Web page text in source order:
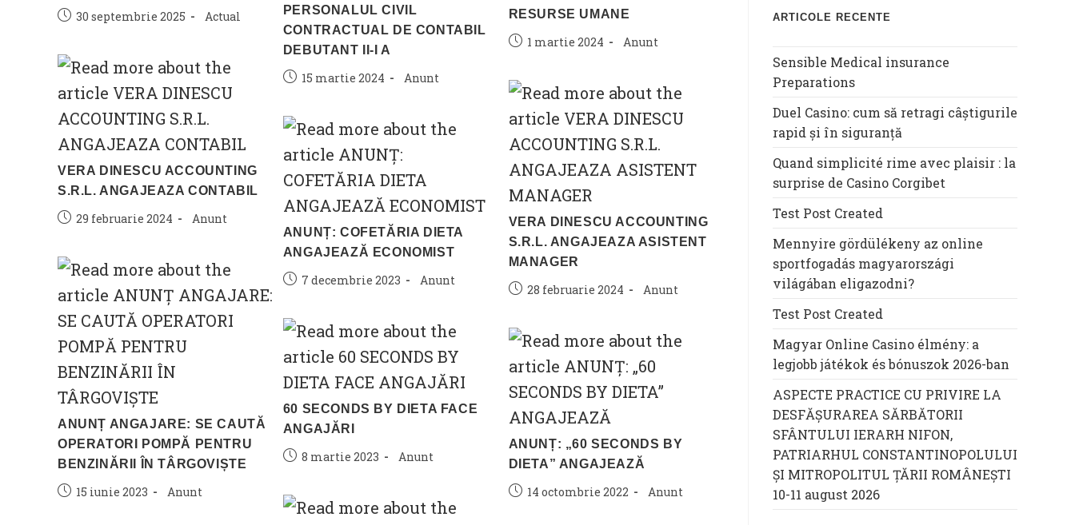
Post30 septembrie 2025
Post
Actual
PERSONALUL CIVIL
CONTRACTUAL DE CONTABIL
DEBUTANT II-I A
Post15 martie 2024
Post
Anunt
RESURSE UMANE
Post1 martie 2024
Post
Anunt
VERA DINESCU ACCOUNTING
S.R.L. ANGAJEAZA CONTABIL
Post29 februarie 2024
Post
Anunt
VERA DINESCU ACCOUNTING
S.R.L. ANGAJEAZA ASISTENT
MANAGER
Post28 februarie 2024
Post
Anunt
ANUNȚ: COFETĂRIA DIETA
ANGAJEAZĂ ECONOMIST
Post7 decembrie 2023
Post
Anunt
ANUNȚ ANGAJARE: SE CAUTĂ
OPERATORI POMPĂ PENTRU
BENZINĂRII ÎN TÂRGOVIȘTE
Post15 iunie 2023
Post
Anunt
60 SECONDS BY DIETA FACE
ANGAJĂRI
Post8 martie 2023
Post
Anunt
ANUNȚ: „60 SECONDS BY
DIETA” ANGAJEAZĂ
Post14 octombrie 2022
Post
Anunt
ARTICOLE RECENTE
Sensible Medical insurance
Preparations
Duel Casino: cum să retragi câștigurile
rapid și în siguranță
Quand simplicité rime avec plaisir : la
surprise de Casino Corgibet
Test Post Created
Mennyire gördülékeny az online
sportfogadás magyarországi
világában eligazodni?
Test Post Created
Magyar Online Casino élmény: a
legjobb játékok és bónuszok 2026-ban
ASPECTE PRACTICE CU PRIVIRE LA
DESFĂȘURAREA SĂRBĂTORII
SFÂNTULUI IERARH NIFON,
PATRIARHUL CONSTANTINOPOLULUI
ŞI MITROPOLITUL ȚĂRII ROMÂNEȘTI
10-11 august 2026